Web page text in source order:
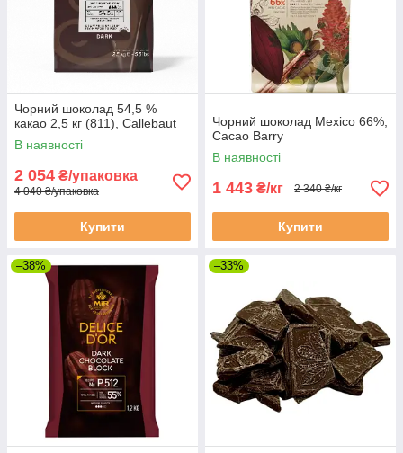
Чорний шоколад 54,5 %
какао 2,5 кг (811), Callebaut
В наявності
2 054 ₴/упаковка
4 040 ₴/упаковка
Купити
Чорний шоколад Mexico 66%,
Cacao Barry
В наявності
1 443 ₴/кг 2 340 ₴/кг
Купити
–38% –33%